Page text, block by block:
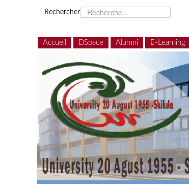
Rechercher
Accueil DSpace Alumni E-Learning